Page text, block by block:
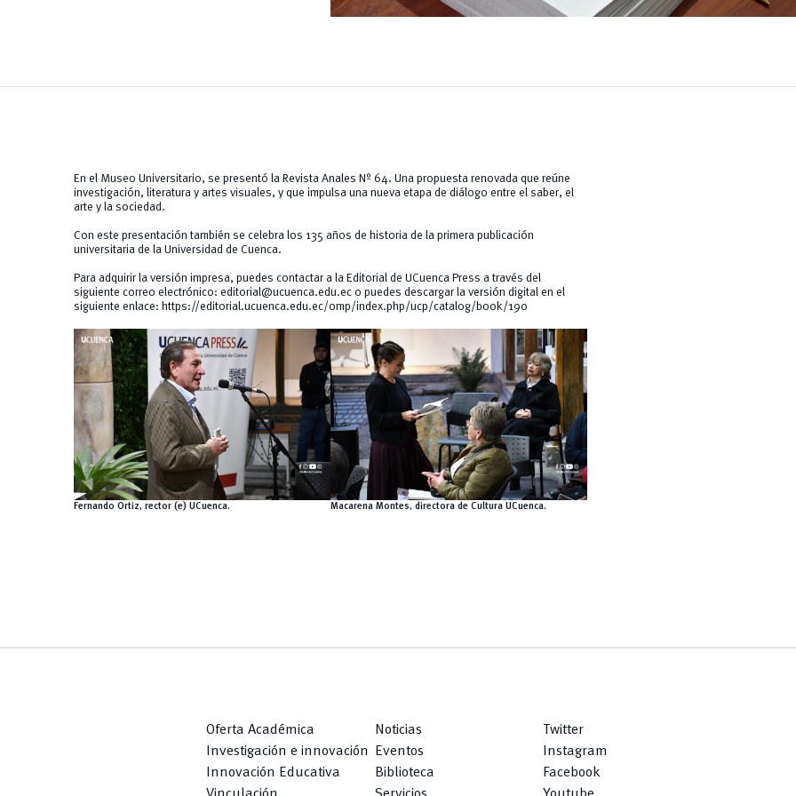
En el Museo Universitario, se presentó la Revista Anales Nº 64. Una propuesta renovada que reúne
investigación, literatura y artes visuales, y que impulsa una nueva etapa de diálogo entre el saber, el
arte y la sociedad.
Con este presentación también se celebra los 135 años de historia de la primera publicación
universitaria de la Universidad de Cuenca.
Para adquirir la versión impresa, puedes contactar a la Editorial de UCuenca Press a través del
siguiente correo electrónico: editorial@ucuenca.edu.eco puedes descargar la versión digital en el
siguiente enlace: https://editorial.ucuenca.edu.ec/omp/index.php/ucp/catalog/book/190
Fernando Ortiz, rector (e) UCuenca. Macarena Montes, directora de Cultura UCuenca.
Oferta Académica
Investigación e innovación
Innovación Educativa
Noticias
Eventos
Biblioteca
Twitter
Instagram
Facebook